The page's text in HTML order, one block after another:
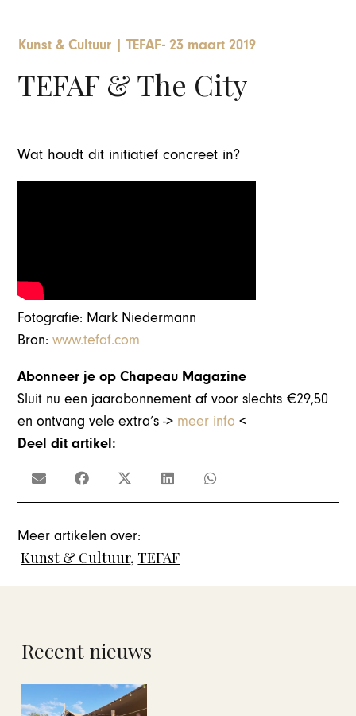
Kunst & Cultuur TEFAF-23 maart 2019
TEFAF & The City
Wat houdt dit initiatief concreet in?
Fotografie: Mark Niedermann
Bron:www.tefaf.com
Abonneer je op Chapeau Magazine
Sluit nu een jaarabonnement af voor slechts €29,50
en ontvang vele extra’s -> meer info <
Deel dit artikel:
Meer artikelen over:
Kunst & Cultuur, TEFAF
Recent nieuws